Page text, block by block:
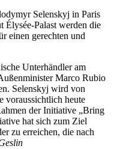
Selenskyj in Paris
Élysée-Palast werden die
einen gerechten und
Unterhändler am
Marco Rubio
Selenskyj wird von
voraussichtlich heute
der Initiative „Bring
hat sich zum Ziel
zu erreichen, die nach